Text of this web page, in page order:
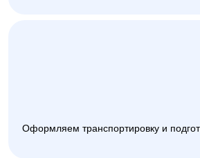
Оформляем транспортировку и